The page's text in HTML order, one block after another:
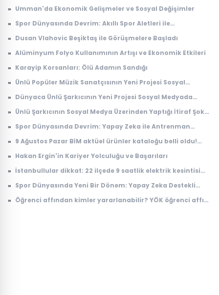
» Umman'da Ekonomik Gelişmeler ve Sosyal Değişimler
» Spor Dünyasında Devrim: Akıllı Spor Aletleri ile
» Dusan Vlahovic Beşiktaş ile Görüşmelere Başladı
» Alüminyum Folyo Kullanımının Artışı ve Ekonomik Etkileri
» Karayip Korsanları: Ölü Adamın Sandığı
» Ünlü Popüler Müzik Sanatçısının Yeni Projesi Sosyal
» Dünyaca Ünlü Şarkıcının Yeni Projesi Sosyal Medyada
» Ünlü Şarkıcının Sosyal Medya Üzerinden Yaptığı İtiraf Şok
» Spor Dünyasında Devrim: Yapay Zeka ile Antrenman
» 9 Ağustos Pazar BİM aktüel ürünler kataloğu belli oldu!
ürünleri: Elektrikli bisiklet, süpürge, telefon ve TV
» Hakan Ergin'in Kariyer Yolculuğu ve Başarıları
» İstanbullular dikkat: 22 ilçede 9 saatlik elektrik kesintisi
» Spor Dünyasında Yeni Bir Dönem: Yapay Zeka Destekli
» Öğrenci affından kimler yararlanabilir? YÖK öğrenci affı